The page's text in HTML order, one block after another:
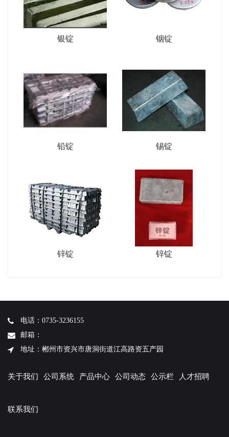
银锭 铟锭
铅锭 锡锭
锌锭 锌锭
电话：0735-3236155
邮箱：
地址：郴州市资兴市唐洞街道江高路资五产园
关于我们 公司系统 产品中心 公司动态 公示栏 人才招聘
联系我们